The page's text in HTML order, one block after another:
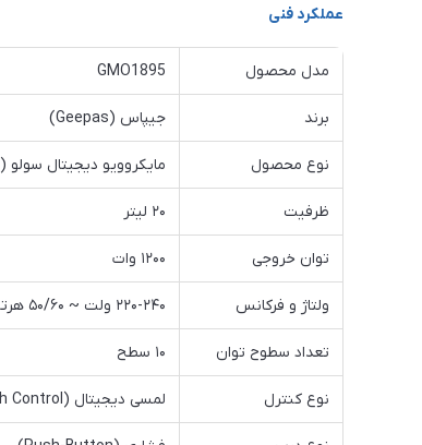
عملکرد فنی
مدل محصول GMO1895
برند جیپاس (Geepas)
نوع محصول مایکروویو دیجیتال سولو (Solo Microwave)
ظرفیت ۲۰ لیتر
توان خروجی ۱۲۰۰ وات
ولتاژ و فرکانس ۲۲۰-۲۴۰ ولت ~ ۵۰/۶۰ هرتز
تعداد سطوح توان ۱۰ سطح
نوع کنترل لمسی دیجیتال (Digital Touch Control)